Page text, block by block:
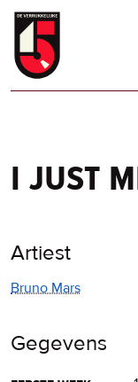
Overslaan
naar
i just
Artiest
Bruno Mars
Gegevens